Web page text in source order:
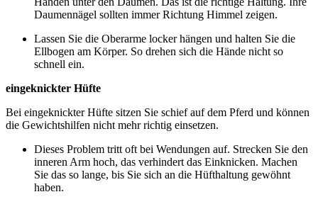
Daumennägel sollten immer Richtung Himmel zeigen.
Lassen Sie die Oberarme locker hängen und halten Sie die
Ellbogen am Körper. So drehen sich die Hände nicht so
schnell ein.
eingeknickter Hüfte
Bei eingeknickter Hüfte sitzen Sie schief auf dem Pferd und können
die Gewichtshilfen nicht mehr richtig einsetzen.
Dieses Problem tritt oft bei Wendungen auf. Strecken Sie den
inneren Arm hoch, das verhindert das Einknicken. Machen
Sie das so lange, bis Sie sich an die Hüfthaltung gewöhnt
haben.